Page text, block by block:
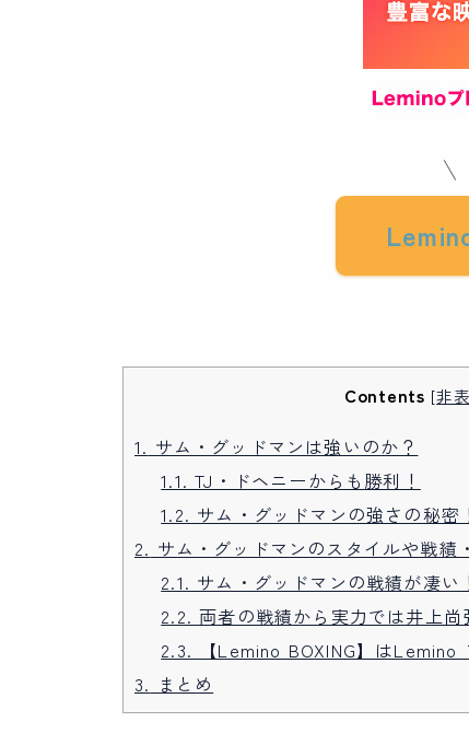
Contents [非
1. サム・グッドマンは強いのか？
1.1. TJ・ドヘニーからも勝利！
1.2. サム・グッドマンの強さの秘密
2. サム・グッドマンのスタイルや戦績
2.1. サム・グッドマンの戦績が凄い
2.2. 両者の戦績から実力では井上尚
2.3. 【Lemino BOXING】はLemino
3. まとめ